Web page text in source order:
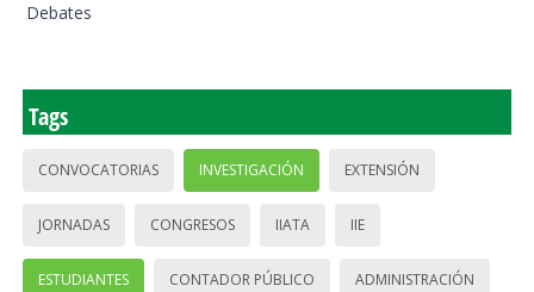
Debates
Tags
CONVOCATORIAS INVESTIGACIÓN EXTENSIÓN
JORNADAS CONGRESOS IIATA IIE
ESTUDIANTES CONTADOR PÚBLICO ADMINISTRACIÓN